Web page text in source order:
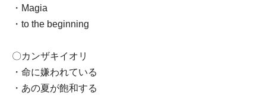
・Magia
・to the beginning
〇カンザキイオリ
・命に嫌われている
・あの夏が飽和する